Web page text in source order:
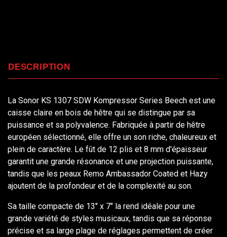
DESCRIPTION
La Sonor KS 1307 SDW Kompressor Series Beech est une
caisse claire en bois de hêtre qui se distingue par sa
puissance et sa polyvalence. Fabriquée à partir de hêtre
européen sélectionné, elle offre un son riche, chaleureux et
plein de caractère. Le fût de 12 plis et 8 mm d'épaisseur
garantit une grande résonance et une projection puissante,
tandis que les peaux Remo Ambassador Coated et Hazy
ajoutent de la profondeur et de la complexité au son.
Sa taille compacte de 13" x 7" la rend idéale pour une
grande variété de styles musicaux, tandis que sa réponse
précise et sa large plage de réglages permettent de créer